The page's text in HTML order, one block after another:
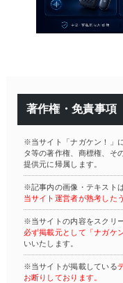
著作権・免責事項
※当サイト「ナガケン！」
タ等の著作権、商標権、そ
提供元に帰属します。
※記事内の画像・テキスト
当サイト運営者が熟考した
※当サイトの内容をスクリ
必ず掲載元として「ナガケ
いいたします。
※当サイトが掲載している
お断りしております。